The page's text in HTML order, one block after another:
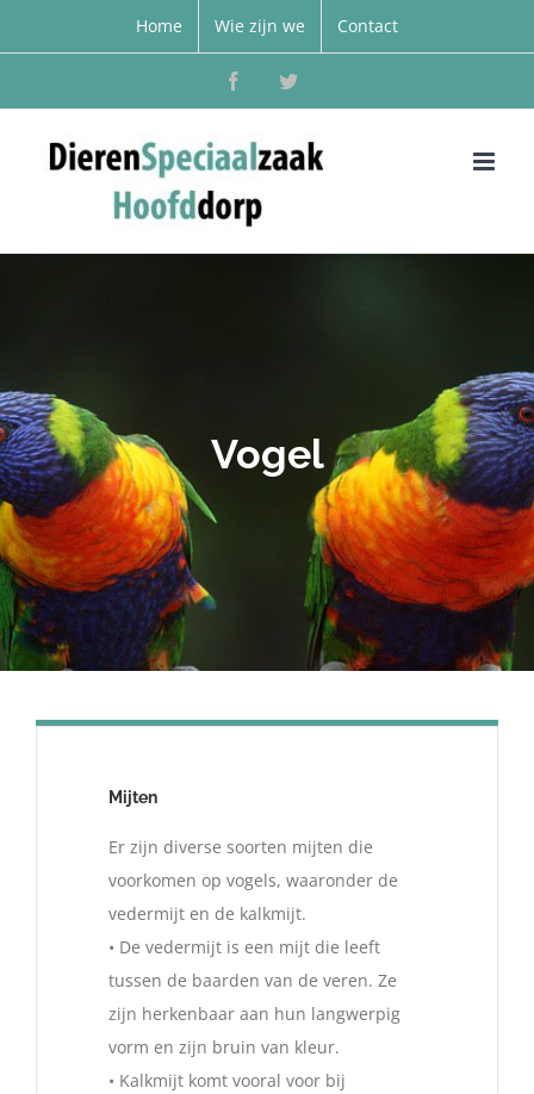
Home Wie zijn we Contact
FacebookTwitter
Vogel
Mijten
Er zijn diverse soorten mijten die
voorkomen op vogels, waaronder de
vedermijt en de kalkmijt.
• De vedermijt is een mijt die leeft
tussen de baarden van de veren. Ze
zijn herkenbaar aan hun langwerpig
vorm en zijn bruin van kleur.
• Kalkmijt komt vooral voor bij